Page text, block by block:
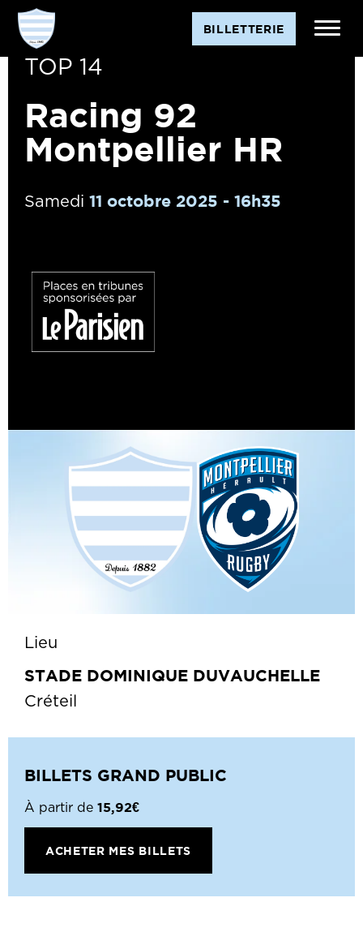
BILLETTERIE
TOP 14
Racing 92
Montpellier HR
Samedi 11 octobre 2025 - 16h35
Lieu
STADE DOMINIQUE DUVAUCHELLE
Créteil
BILLETS GRAND PUBLIC
À partir de 15,92€
ACHETER MES BILLETS